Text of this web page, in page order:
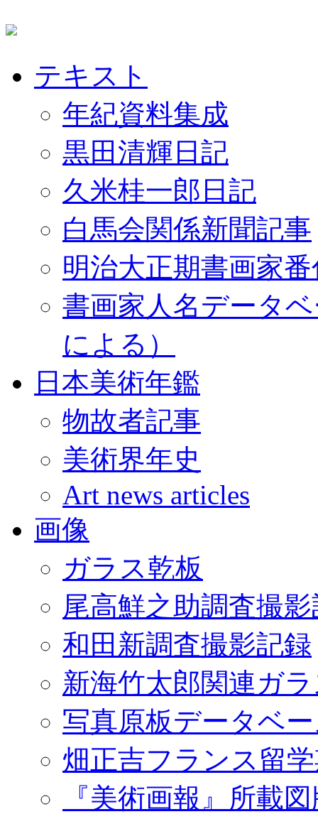
テキスト
年紀資料集成
黒田清輝日記
久米桂一郎日記
白馬会関係新聞記事
明治大正期書画家
書画家人名データ
による）
日本美術年鑑
物故者記事
美術界年史
Art news articles
画像
ガラス乾板
尾高鮮之助調査撮
和田新調査撮影記録
新海竹太郎関連ガ
写真原板データベ
畑正吉フランス留
『美術画報』所載